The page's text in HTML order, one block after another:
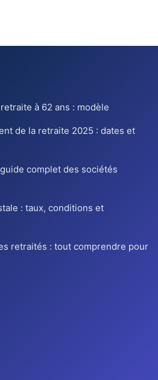
à 62 ans : modèle
de la retraite 2025 : dates et
complet des sociétés
: taux, conditions et
retraités : tout comprendre pour